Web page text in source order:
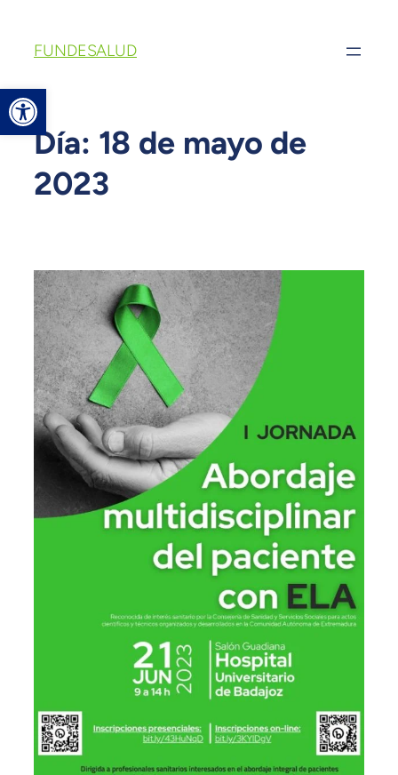
Abrir barra de herramientas
FUNDESALUD
Día: 18 de mayo de
2023